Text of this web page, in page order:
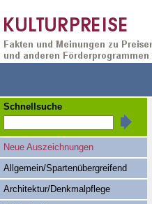
Schnellsuche
Neue Auszeichnungen
Allgemein/Spartenübergreifend
Architektur/Denkmalpflege